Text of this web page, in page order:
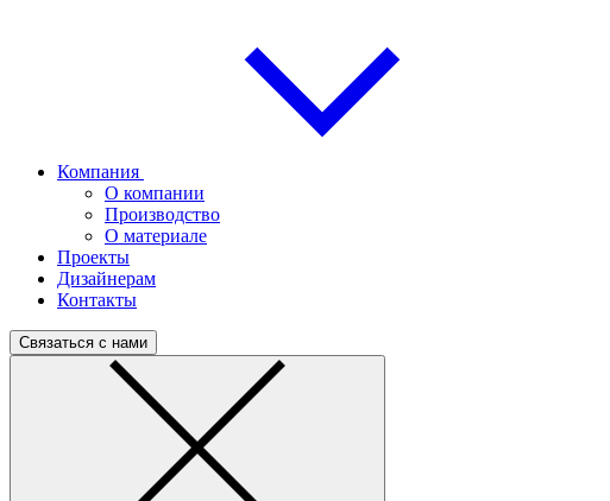
Компания
О компании
Производство
О материале
Проекты
Дизайнерам
Контакты
Связаться с нами